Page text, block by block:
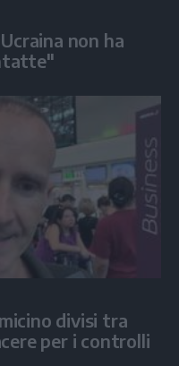
non ha
divisi tra
per i controlli